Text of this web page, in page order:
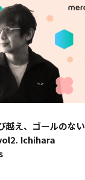
越え、ゴールのない
Ichihara